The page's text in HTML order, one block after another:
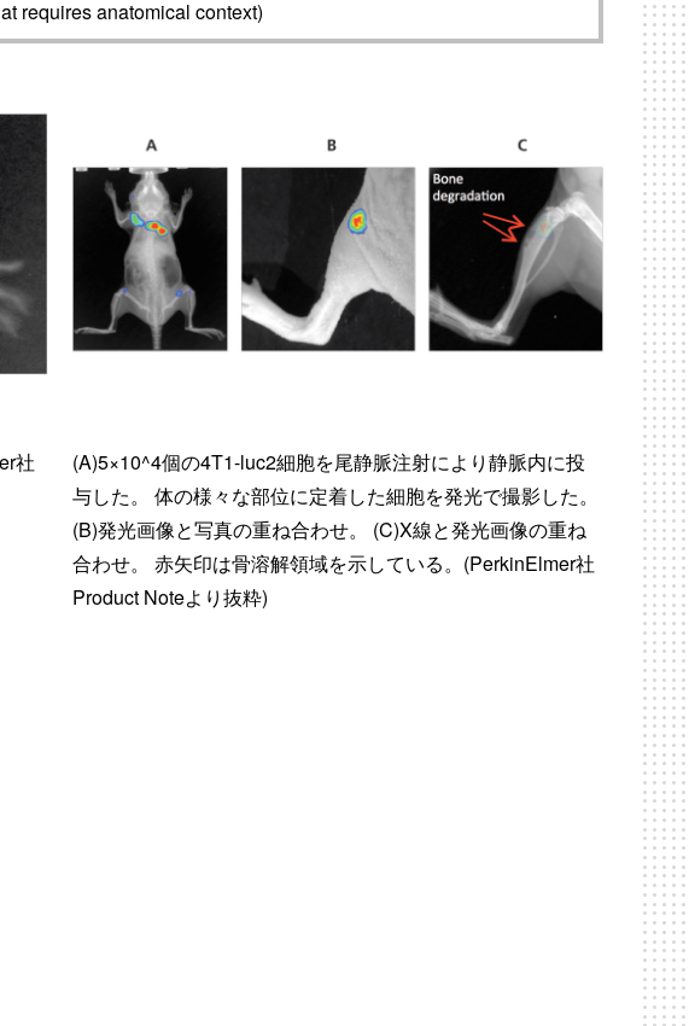
requires anatomical context)
社
(A)5×10^4個の4T1-luc2細胞を尾静脈注射により静脈内に投
与した。 体の様々な部位に定着した細胞を発光で撮影した。
(B)発光画像と写真の重ね合わせ。 (C)X線と発光画像の重ね
合わせ。 赤矢印は骨溶解領域を示している。(PerkinElmer社
Product Noteより抜粋)